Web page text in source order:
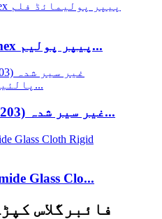
6650 NHN Nomex پیپر پولیم...
GPO-3 (UPGM203) غیر سیر شدہ...
Glass Clo...